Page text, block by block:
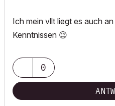
Ich mein vllt liegt es auch
Kenntnissen 😉
0